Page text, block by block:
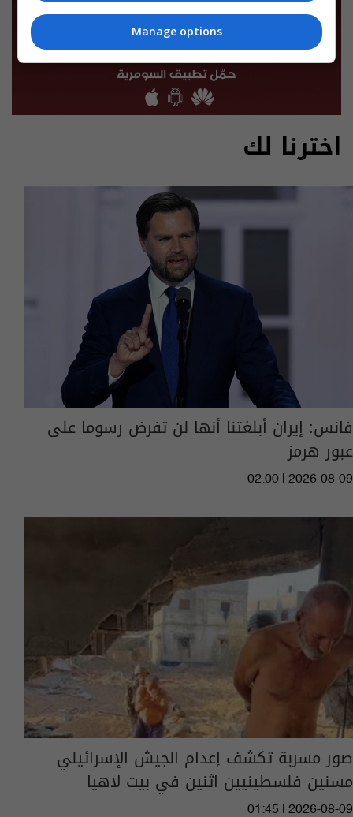
اخترنا لك
فانس: إيران أبلغتنا أنها لن تفرض رسوما على
عبور هرمز
02:00 | 2026-08-09
صور مسربة تكشف إعدام الجيش الإسرائيلي
مسنين فلسطينيين اثنين في بيت لاهيا
01:45 | 2026-08-09
Manage options